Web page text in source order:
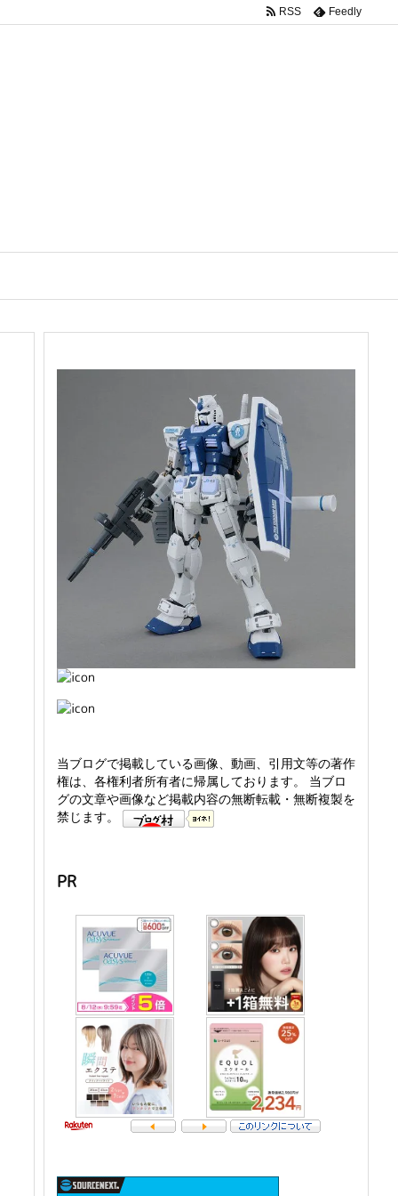
RSS Feedly
当ブログで掲載している画像、動画、引用文等の著作
権は、各権利者所有者に帰属しております。 当ブロ
グの文章や画像など掲載内容の無断転載・無断複製を
禁じます。
PR